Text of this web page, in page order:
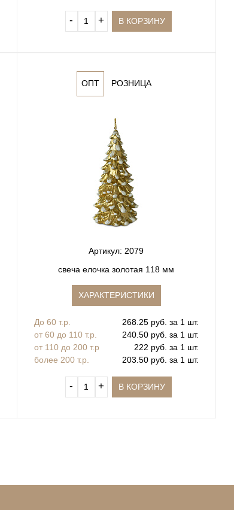
‐ + В КОРЗИНУ
ОПТ РОЗНИЦА
Артикул: 2079
свеча елочка золотая 118 мм
ХАРАКТЕРИСТИКИ
До 60 т.р.
268.25 руб. за 1 шт.
от 60 до 110 т.р.
240.50 руб. за 1 шт.
от 110 до 200 т.р
222 руб. за 1 шт.
более 200 т.р.
203.50 руб. за 1 шт.
‐ + В КОРЗИНУ